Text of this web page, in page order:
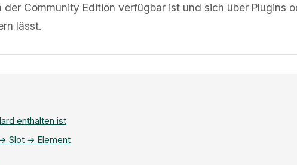
Community Edition verfügbar ist und sich über Plugins
lässt.
enthalten ist
Slot → Element